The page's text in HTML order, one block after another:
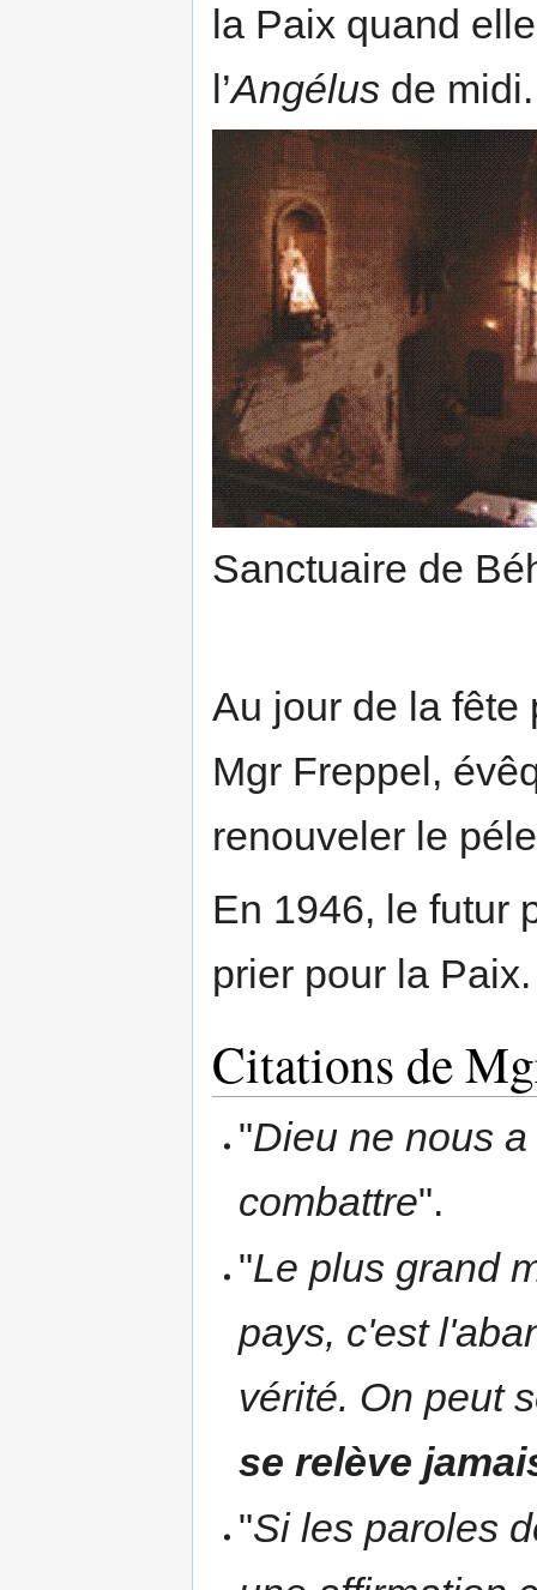
la Paix quand
l’Angélus de
Sanctuaire de
Au jour de la fête
Mgr Freppel,
renouveler le
En 1946, le futur
prier pour la
Citations de
"Dieu ne nous
combattre".
"Le plus grand
pays, c'est
vérité. On peut
se relève
"Si les paroles